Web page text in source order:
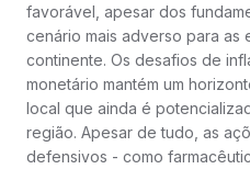
favorável, apesar dos
cenário mais adverso para as
continente. Os desafios de
monetário mantém um
local que ainda é
região. Apesar de tudo, as
defensivos - como